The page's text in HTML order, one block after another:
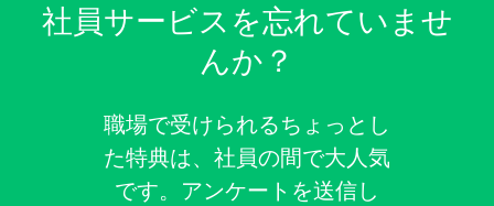
社員サービスを忘れていませ
んか？
職場で受けられるちょっとし
た特典は、社員の間で大人気
です。アンケートを送信し